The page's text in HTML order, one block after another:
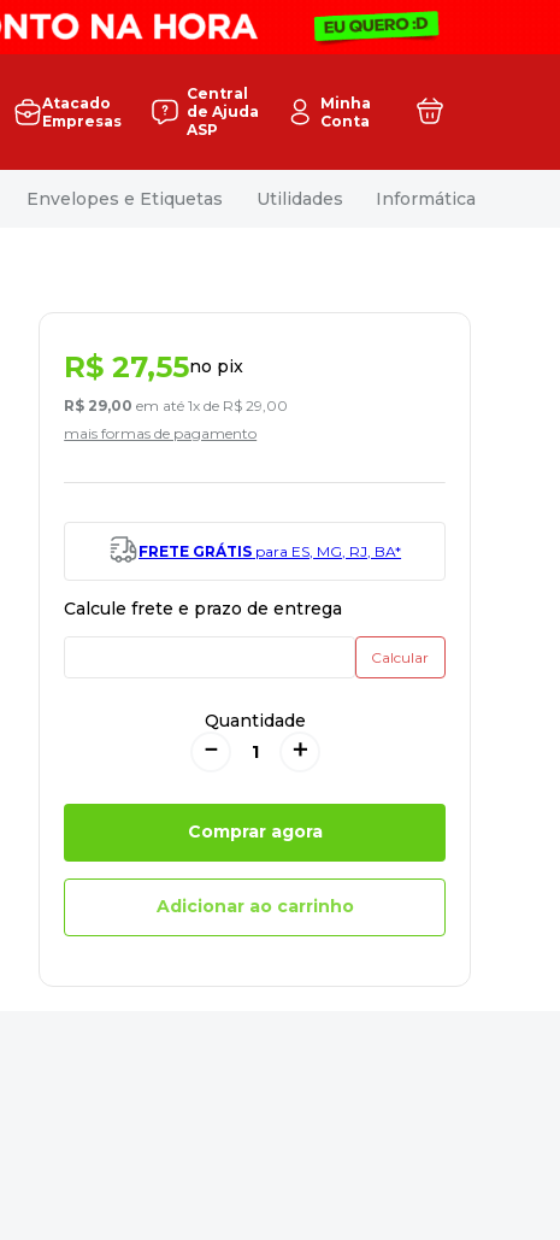
Atacado
Empresas
Central
de Ajuda
ASP
Minha
Conta
Envelopes e Etiquetas Utilidades Informática
R$ 27,55no pix
R$ 29,00 em até1x de R$ 29 00
mais formas de pagamento
FRETE GRÁTIS para ES, MG, RJ, BA*
Quantidade
＋
－
Comprar agora
Adicionar ao carrinho